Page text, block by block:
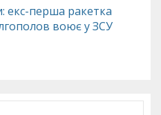
екс-перша ракетка
воює у ЗСУ